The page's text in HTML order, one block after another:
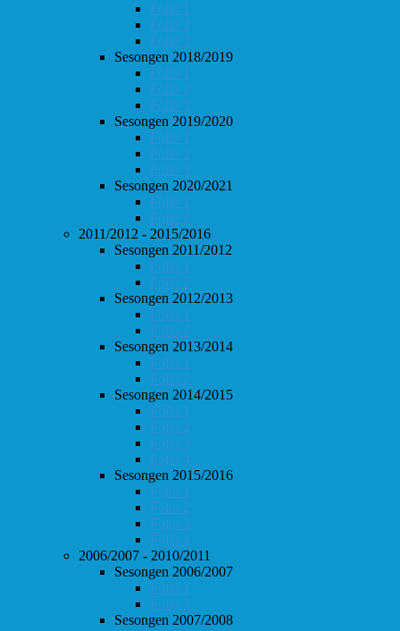
Follo 1
Follo 2
Follo 3
Sesongen 2018/2019
Follo 1
Follo 2
Follo 3
Sesongen 2019/2020
Follo 1
Follo 2
Follo 3
Sesongen 2020/2021
Follo 1
Follo 2
2011/2012 - 2015/2016
Sesongen 2011/2012
Follo 1
Follo 2
Sesongen 2012/2013
Follo 1
Follo 2
Sesongen 2013/2014
Follo 1
Follo 2
Sesongen 2014/2015
Follo 1
Follo 2
Follo 3
Follo 4
Sesongen 2015/2016
Follo 1
Follo 2
Follo 3
Follo 4
2006/2007 - 2010/2011
Sesongen 2006/2007
Follo 1
Follo 2
Sesongen 2007/2008